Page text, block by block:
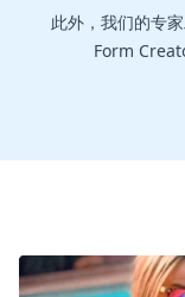
此外，我们的专
Form